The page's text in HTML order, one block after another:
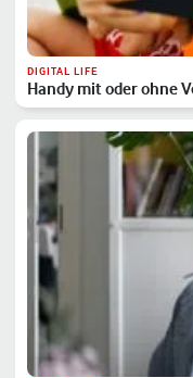
DIGITAL LIFE
Handy mit oder ohne